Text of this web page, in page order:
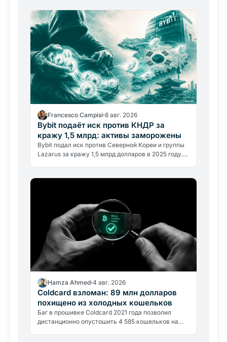
Francesco Campisi 8 авг. 2026
Bybit подаёт иск против КНДР за
кражу 1,5 млрд: активы заморожены
Bybit подал иск против Северной Кореи и группы
Lazarus за кражу 1,5 млрд долларов в 2025 году.
Hamza Ahmed 4 авг. 2026
Coldcard взломан: 89 млн долларов
похищено из холодных кошельков
Баг в прошивке Coldcard 2021 года позволил
дистанционно опустошить 4 585 кошельков на